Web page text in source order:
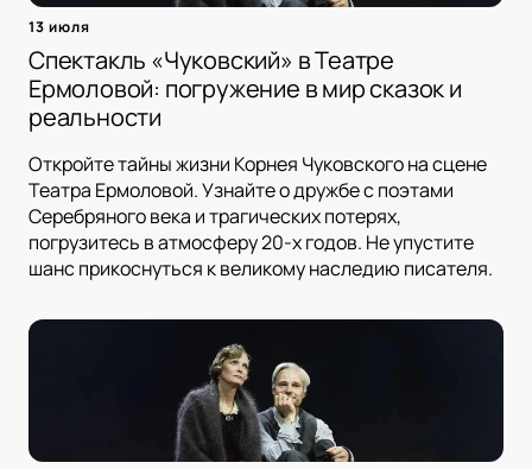
13 июля
Спектакль «Чуковский» в Театре
Ермоловой: погружение в мир сказок и
реальности
Откройте тайны жизни Корнея Чуковского на сцене
Театра Ермоловой. Узнайте о дружбе с поэтами
Серебряного века и трагических потерях,
погрузитесь в атмосферу 20-х годов. Не упустите
шанс прикоснуться к великому наследию писателя.